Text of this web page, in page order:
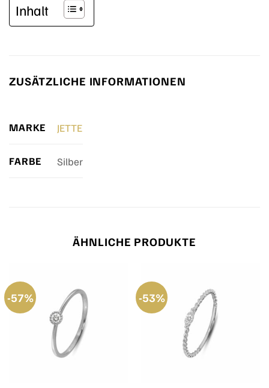
Inhalt
ZUSÄTZLICHE INFORMATIONEN
MARKE JETTE
FARBE Silber
ÄHNLICHE PRODUKTE
-57% -53%